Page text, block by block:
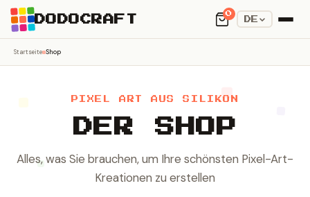
DODOCRAFT
0
DE
Startseite Shop
PIXEL ART AUS SILIKON
DER SHOP
Alles, was Sie brauchen, um Ihre schönsten Pixel-Art-
Kreationen zu erstellen